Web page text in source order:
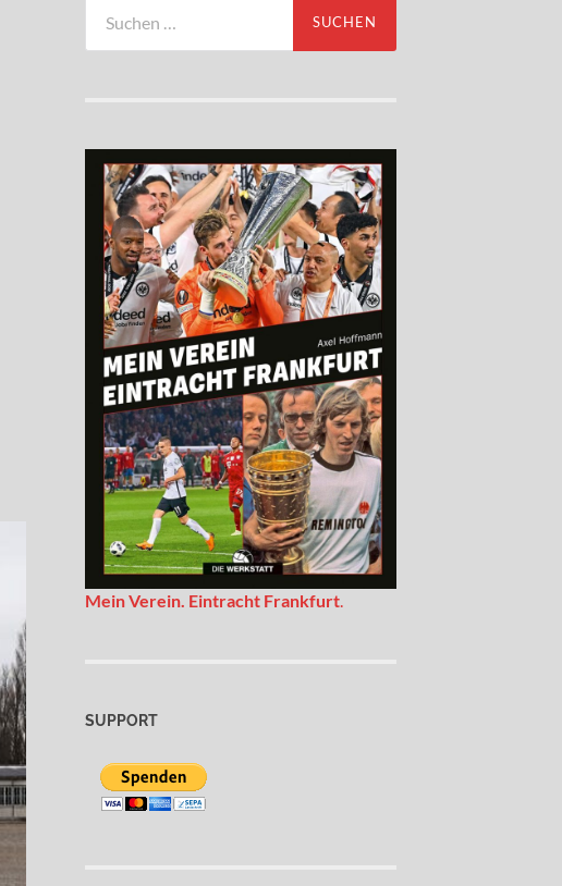
nach:
Mein Verein. Eintracht Frankfurt.
SUPPORT